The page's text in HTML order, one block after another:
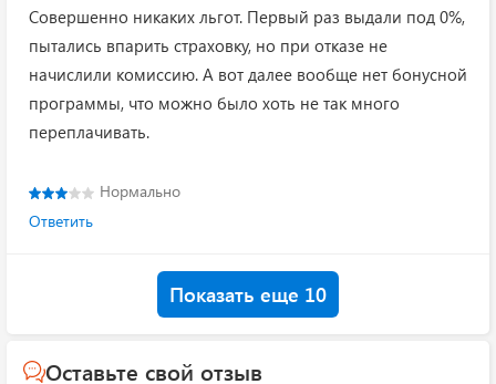
Совершенно никаких льгот. Первый раз выдали под 0%,
пытались впарить страховку, но при отказе не
начислили комиссию. А вот далее вообще нет бонусной
программы, что можно было хоть не так много
переплачивать.
Нормально
Ответить
Показать еще 10
Оставьте свой отзыв